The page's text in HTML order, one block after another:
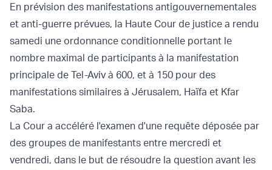
En prévision des manifestations antigouvernementales
et anti-guerre prévues, la Haute Cour de justice a rendu
samedi une ordonnance conditionnelle portant le
nombre maximal de participants à la manifestation
principale de Tel-Aviv à 600, et à 150 pour des
manifestations similaires à Jérusalem, Haïfa et Kfar
Saba.
La Cour a accéléré l'examen d'une requête déposée par
des groupes de manifestants entre mercredi et
vendredi, dans le but de résoudre la question avant les